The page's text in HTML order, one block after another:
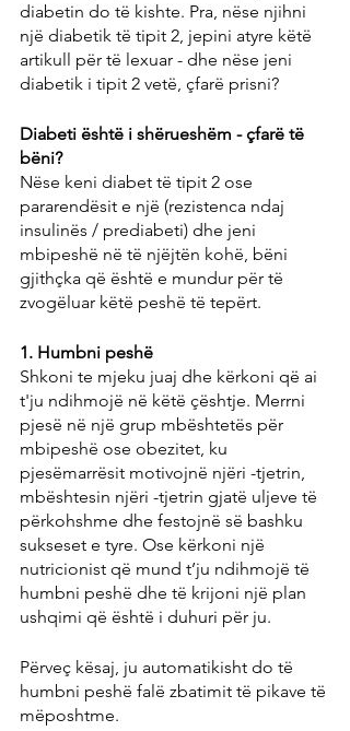
diabetin do të kishte. Pra, nëse njihni
një diabetik të tipit 2, jepini atyre këtë
artikull për të lexuar - dhe nëse jeni
diabetik i tipit 2 vetë, çfarë prisni?
Diabeti është i shërueshëm - çfarë të
bëni?
Nëse keni diabet të tipit 2 ose
pararendësit e një (rezistenca ndaj
insulinës / prediabeti) dhe jeni
mbipeshë në të njëjtën kohë, bëni
gjithçka që është e mundur për të
zvogëluar këtë peshë të tepërt.
1. Humbni peshë
Shkoni te mjeku juaj dhe kërkoni që ai
t'ju ndihmojë në këtë çështje. Merrni
pjesë në një grup mbështetës për
mbipeshë ose obezitet, ku
pjesëmarrësit motivojnë njëri -tjetrin,
mbështesin njëri -tjetrin gjatë uljeve të
përkohshme dhe festojnë së bashku
sukseset e tyre. Ose kërkoni një
nutricionist që mund t’ju ​​ndihmojë të
humbni peshë dhe të krijoni një plan
ushqimi që është i duhuri për ju.
Përveç kësaj, ju automatikisht do të
humbni peshë falë zbatimit të pikave të
mëposhtme.